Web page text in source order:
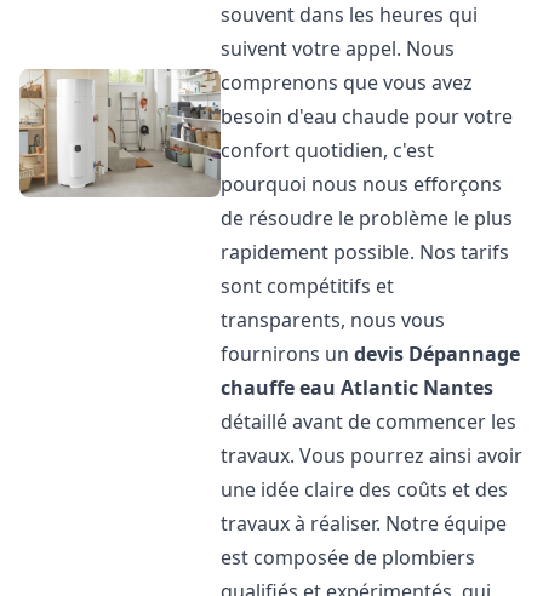
souvent dans les heures qui
suivent votre appel. Nous
comprenons que vous avez
besoin d'eau chaude pour votre
confort quotidien, c'est
pourquoi nous nous efforçons
de résoudre le problème le plus
rapidement possible. Nos tarifs
sont compétitifs et
transparents, nous vous
fournirons undevis Dépannage
chauffe eau Atlantic Nantes
détaillé avant de commencer les
travaux. Vous pourrez ainsi avoir
une idée claire des coûts et des
travaux à réaliser. Notre équipe
est composée de plombiers